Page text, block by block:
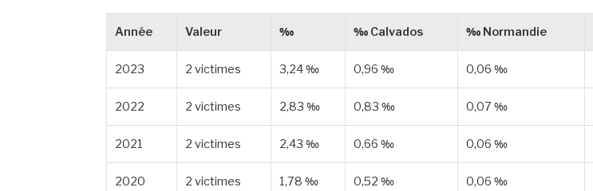
Année Valeur ‰ ‰ Calvados ‰ Normandie
2023 2 victimes 3,24 ‰ 0,96 ‰ 0,06 ‰
2022 2 victimes 2,83 ‰ 0,83 ‰ 0,07 ‰
2021 2 victimes 2,43 ‰ 0,66 ‰ 0,06 ‰
2020 2 victimes 1,78 ‰ 0,52 ‰ 0,06 ‰